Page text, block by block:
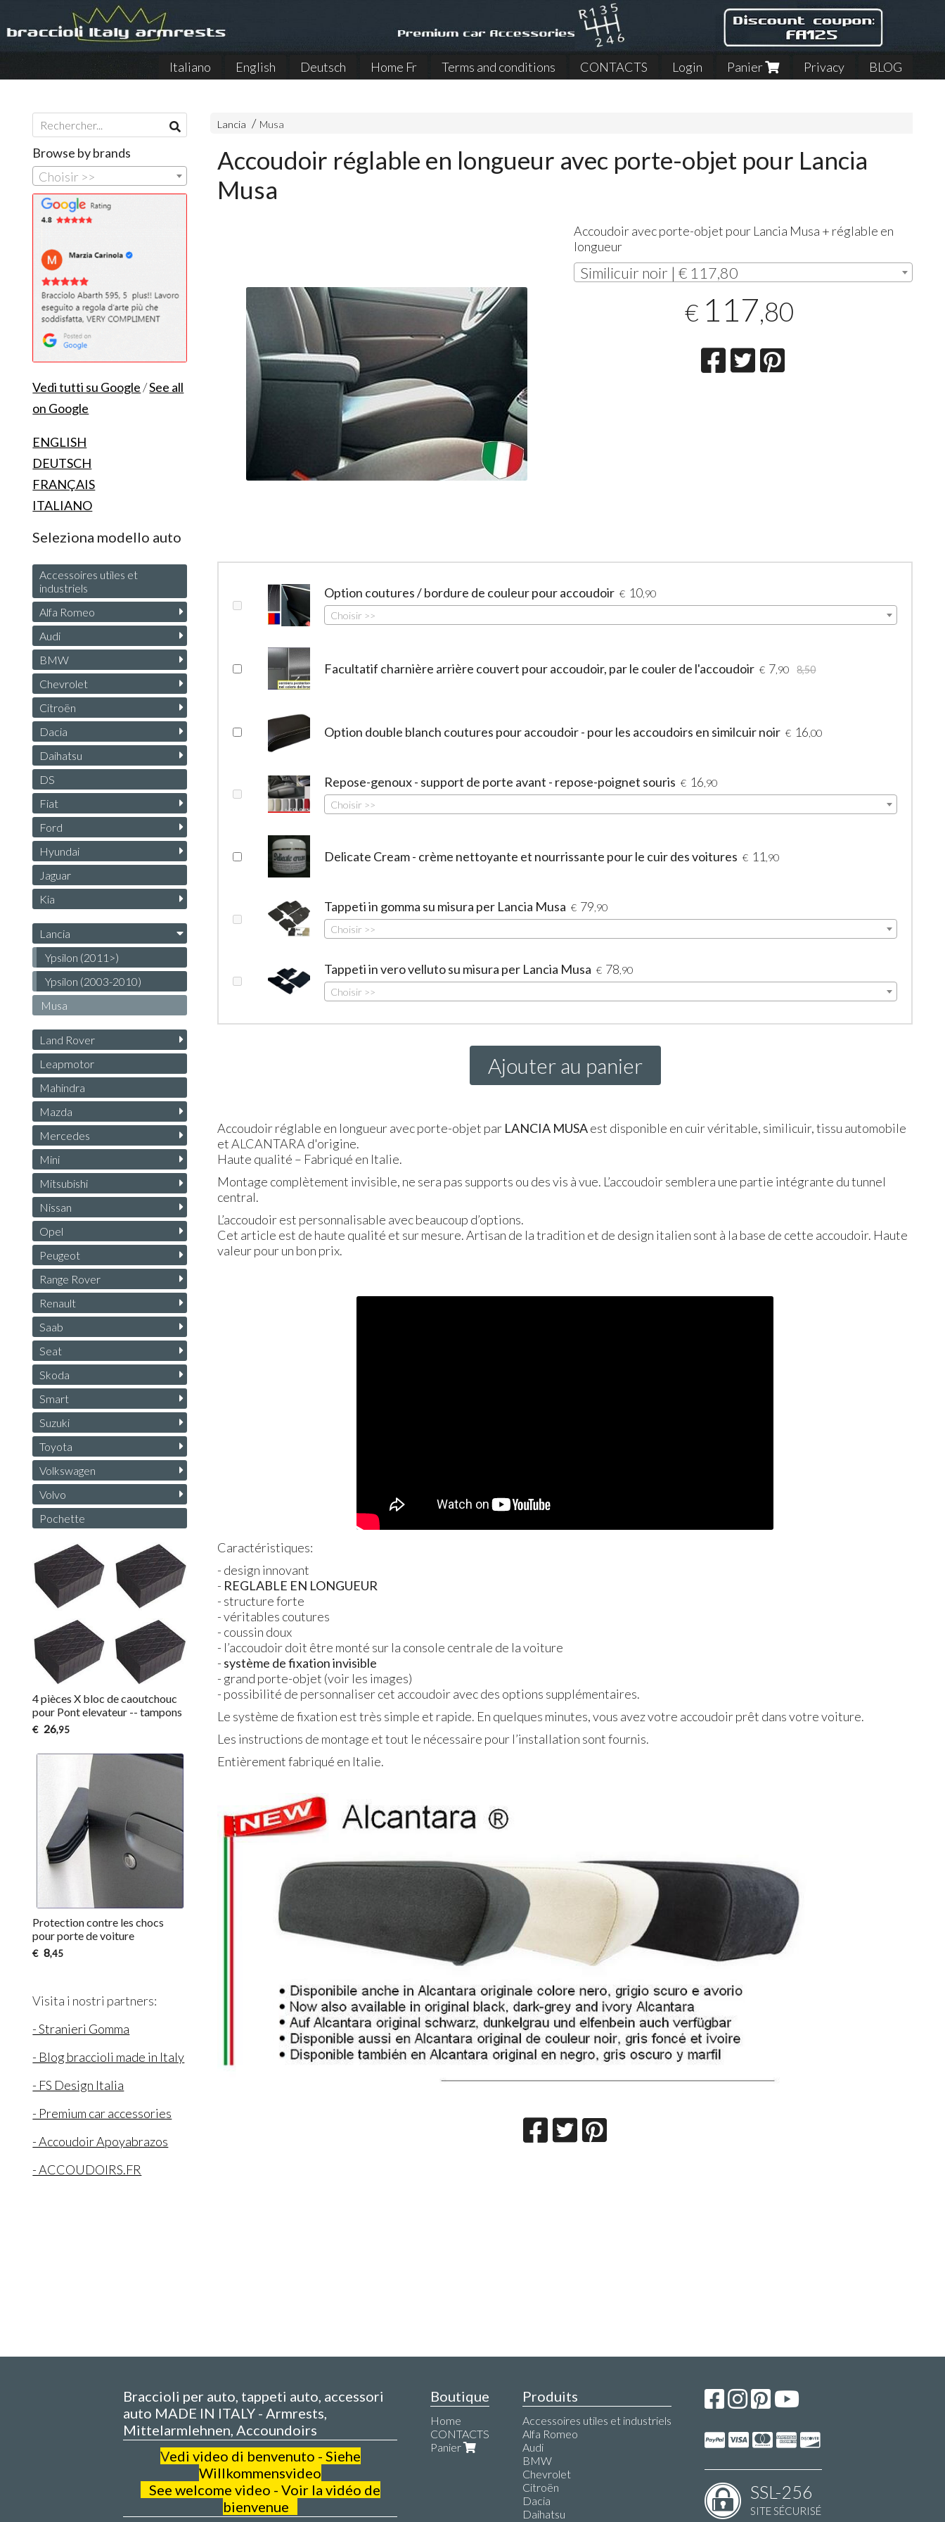
Italiano English Deutsch Home Fr Terms and conditions CONTACTS Login Panier Privacy BLOG
Lancia Musa
Accoudoir réglable en longueur avec porte-objet pour Lancia
Musa
Accoudoir avec porte-objet pour Lancia Musa + réglable en
longueur
Similicuir noir | € 117,80
€ 117,80
Option coutures / bordure de couleur pour accoudoir € 10 ,90
Choisir >>
Facultatif charnière arrière couvert pour accoudoir, par le couler de l'accoudoir € 7 ,90 8,50
Option double blanch coutures pour accoudoir - pour les accoudoirs en similcuir noir € 16 ,00
Repose-genoux - support de porte avant - repose-poignet souris € 16 ,90
Choisir >>
Delicate Cream - crème nettoyante et nourrissante pour le cuir des voitures € 11 ,90
Tappeti in gomma su misura per Lancia Musa € 79 ,90
Choisir >>
Tappeti in vero velluto su misura per Lancia Musa € 78 ,90
Choisir >>
Ajouter au panier
Accoudoir réglable en longueur avec porte-objet par LANCIA MUSAest disponible en cuir véritable, similicuir, tissu automobile
et ALCANTARA d'origine.
Haute qualité – Fabriqué en Italie.
Montage complètement invisible, ne sera pas supports ou des vis à vue. L’accoudoir semblera une partie intégrante du tunnel
central.
L’accoudoir est personnalisable avec beaucoup d’options.
Cet article est de haute qualité et sur mesure. Artisan de la tradition et de design italien sont à la base de cette accoudoir. Haute
valeur pour un bon prix.
Caractéristiques:
- design innovant
- REGLABLE EN LONGUEUR
- structure forte
- véritables coutures
- coussin doux
- l’accoudoir doit être monté sur la console centrale de la voiture
- système de fixation invisible
- grand porte-objet (voir les images)
- possibilité de personnaliser cet accoudoir avec des options supplémentaires.
Le système de fixation est très simple et rapide. En quelques minutes, vous avez votre accoudoir prêt dans votre voiture.
Les instructions de montage et tout le nécessaire pour l’installation sont fournis.
Entièrement fabriqué en Italie.
Browse by brands
Choisir >>
Vedi tutti su Google/See all
on Google
ENGLISH
DEUTSCH
FRANÇAIS
ITALIANO
Seleziona modello auto
Accessoires utiles et
industriels
Alfa Romeo
Audi
BMW
Chevrolet
Citroën
Dacia
Daihatsu
DS
Fiat
Ford
Hyundai
Jaguar
Kia
Lancia
Ypsilon (2011>)
Ypsilon (2003-2010)
Musa
Land Rover
Leapmotor
Mahindra
Mazda
Mercedes
Mini
Mitsubishi
Nissan
Opel
Peugeot
Range Rover
Renault
Saab
Seat
Skoda
Smart
Suzuki
Toyota
Volkswagen
Volvo
Pochette
4 pièces X bloc de caoutchouc
pour Pont elevateur -- tampons
€ 26,95
Protection contre les chocs
pour porte de voiture
€ 8,45
Visita i nostri partners:
- Stranieri Gomma
- Blog braccioli made in Italy
- FS Design Italia
- Premium car accessories
- Accoudoir Apoyabrazos
- ACCOUDOIRS.FR
Braccioli per auto, tappeti auto, accessori
auto MADE IN ITALY - Armrests,
Mittelarmlehnen, Accoundoirs
Vedi video di benvenuto - Siehe
Willkommensvideo
See welcome video - Voir la vidéo de
bienvenue
Boutique
Home
CONTACTS
Panier
Produits
Accessoires utiles et industriels
Alfa Romeo
Audi
BMW
Chevrolet
Citroën
Dacia
Daihatsu
SSL-256
SITE SÉCURISÉ